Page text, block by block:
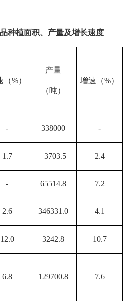
种植面积、产量及增长速度
%）
产量
（吨）
增速（%）
- 338000 -
1.7 3703.5 2.4
- 65514.8 7.2
2.6 346331.0 4.1
12.0 3242.8 10.7
6.8 129700.8 7.6